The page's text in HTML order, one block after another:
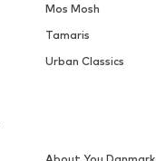
Mos Mosh
Tamaris
Urban Classics